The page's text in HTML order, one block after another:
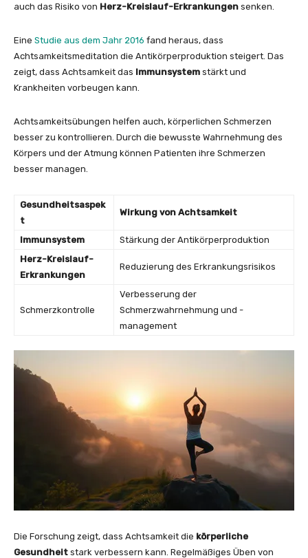
auch das Risiko von Herz-Kreislauf-Erkrankungen senken.
Eine Studie aus dem Jahr 2016 fand heraus, dass
Achtsamkeitsmeditation die Antikörperproduktion steigert. Das
zeigt, dass Achtsamkeit das Immunsystem stärkt und
Krankheiten vorbeugen kann.
Achtsamkeitsübungen helfen auch, körperlichen Schmerzen
besser zu kontrollieren. Durch die bewusste Wahrnehmung des
Körpers und der Atmung können Patienten ihre Schmerzen
besser managen.
Gesundheitsaspek
t
Wirkung von Achtsamkeit
Immunsystem
Stärkung der Antikörperproduktion
Herz-Kreislauf-
Erkrankungen
Reduzierung des Erkrankungsrisikos
Schmerzkontrolle
Verbesserung der
Schmerzwahrnehmung und -
management
Die Forschung zeigt, dass Achtsamkeit die körperliche
Gesundheit stark verbessern kann. Regelmäßiges Üben von